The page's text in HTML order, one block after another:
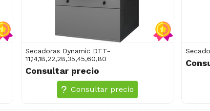
Secadoras Dynamic DTT-
11,14,18,22,28,35,45,60,80
Consultar precio
Consultar precio